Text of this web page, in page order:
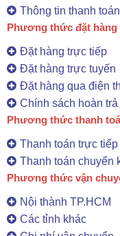
Thông tin thanh toán
Phương thức đặt hàng
Đặt hàng trực tiếp
Đặt hàng trực tuyến
Đặt hàng qua điện
Chính sách hoàn trả
Phương thức thanh
Thanh toán trực tiếp
Thanh toán chuyển
Phương thức vận
Nội thành TP.HCM
Các tỉnh khác